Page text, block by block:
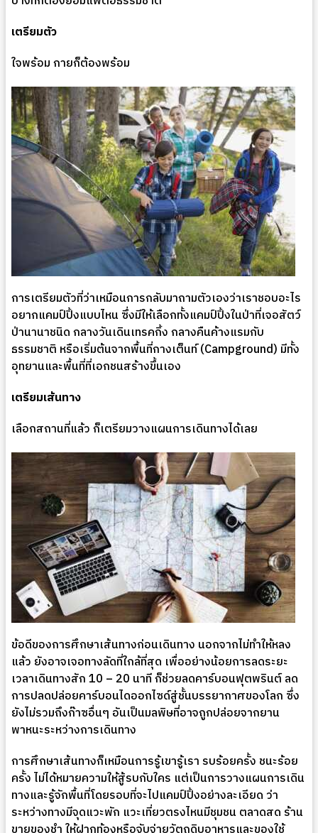
เตรียมตัว
ใจพร้อม กายก็ต้องพร้อม
การเตรียมตัวที่ว่าเหมือนการกลับมาถามตัวเองว่าเราชอบอะไร
อยากแคมป์ปิ้งแบบไหน ซึ่งมีให้เลือกทั้งแคมป์ปิ้งในป่าที่เจอสัตว์
ป่านานาชนิด กลางวันเดินเทรคกิ้ง กลางคืนค้างแรมกับ
ธรรมชาติ หรือเริ่มต้นจากพื้นที่กางเต็นท์ (Campground) มีทั้ง
อุทยานและพื้นที่ที่เอกชนสร้างขึ้นเอง
เตรียมเส้นทาง
เลือกสถานที่แล้ว ก็เตรียมวางแผนการเดินทางได้เลย
ข้อดีของการศึกษาเส้นทางก่อนเดินทาง นอกจากไม่ทำให้หลง
แล้ว ยังอาจเจอทางลัดที่ใกล้ที่สุด เพื่ออย่างน้อยการลดระยะ
เวลาเดินทางสัก 10 – 20 นาที ก็ช่วยลดคาร์บอนฟุตพรินต์ ลด
การปลดปล่อยคาร์บอนไดออกไซด์สู่ชั้นบรรยากาศของโลก ซึ่ง
ยังไม่รวมถึงก๊าซอื่นๆ อันเป็นมลพิษที่อาจถูกปล่อยจากยาน
พาหนะระหว่างการเดินทาง
การศึกษาเส้นทางก็เหมือนการรู้เขารู้เรา รบร้อยครั้ง ชนะร้อย
ครั้ง ไม่ได้หมายความให้สู้รบกับใคร แต่เป็นการวางแผนการเดิน
ทางและรู้จักพื้นที่โดยรอบที่จะไปแคมป์ปิ้งอย่างละเอียด ว่า
ระหว่างทางมีจุดแวะพัก แวะเที่ยวตรงไหนมีชุมชน ตลาดสด ร้าน